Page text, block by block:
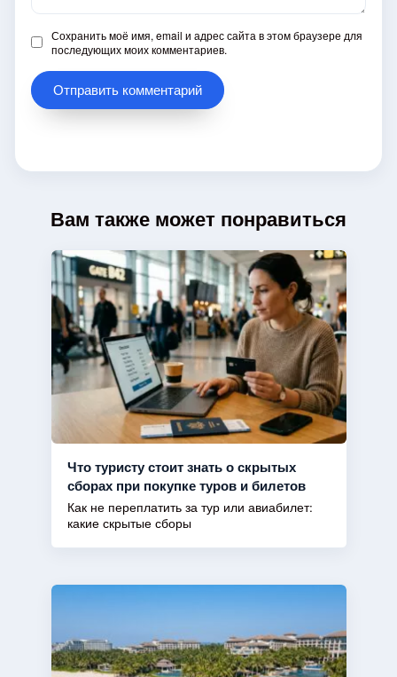
Сохранить моё имя, email и адрес сайта в этом браузере для
последующих моих комментариев.
Вам также может понравиться
Что туристу стоит знать о скрытых
сборах при покупке туров и билетов
Как не переплатить за тур или авиабилет:
какие скрытые сборы